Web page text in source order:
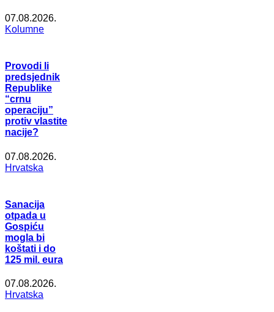
07.08.2026.
Kolumne
Provodi li
predsjednik
Republike
“crnu
operaciju”
protiv vlastite
nacije?
07.08.2026.
Hrvatska
Sanacija
otpada u
Gospiću
mogla bi
koštati i do
125 mil. eura
07.08.2026.
Hrvatska